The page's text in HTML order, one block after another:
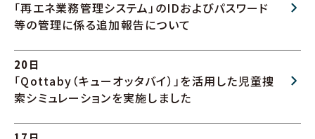
「再エネ業務管理システム」のIDおよびパスワード
等の管理に係る追加報告について
20日
「Qottaby（キューオッタバイ）」を活用した児童捜
索シミュレーションを実施しました